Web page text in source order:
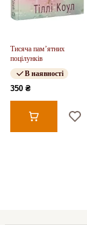
Тисяча пам’ятних
поцілунків
В наявності
350 ₴